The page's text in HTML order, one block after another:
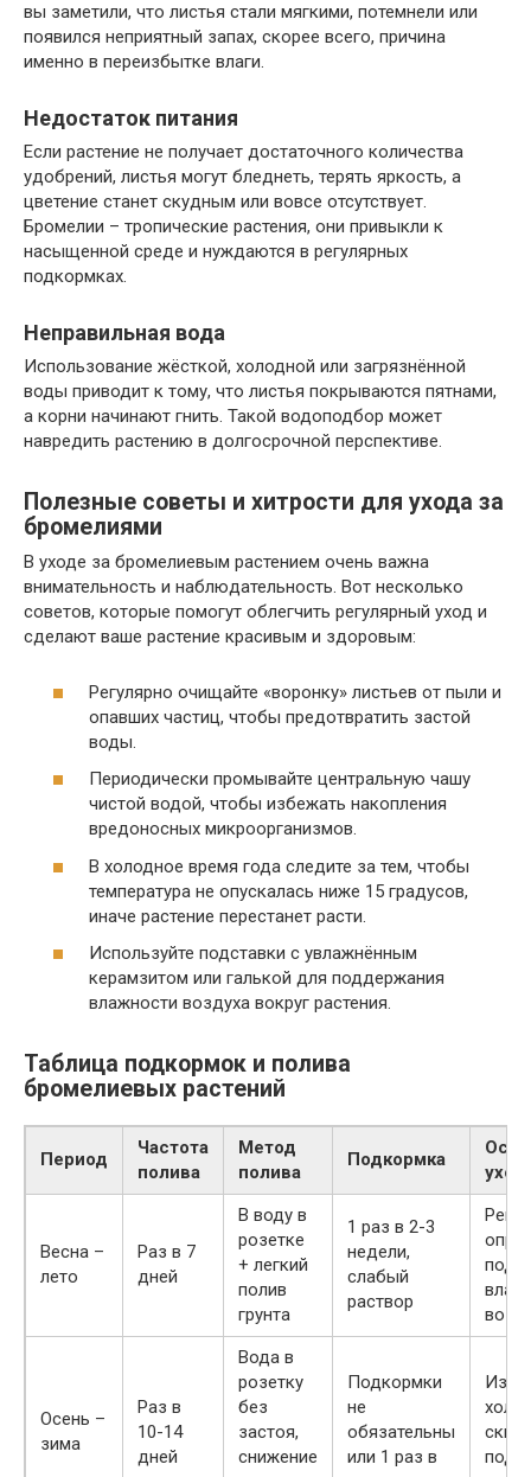
вы заметили, что листья стали мягкими, потемнели или
появился неприятный запах, скорее всего, причина
именно в переизбытке влаги.
Недостаток питания
Если растение не получает достаточного количества
удобрений, листья могут бледнеть, терять яркость, а
цветение станет скудным или вовсе отсутствует.
Бромелии – тропические растения, они привыкли к
насыщенной среде и нуждаются в регулярных
подкормках.
Неправильная вода
Использование жёсткой, холодной или загрязнённой
воды приводит к тому, что листья покрываются пятнами,
а корни начинают гнить. Такой водоподбор может
навредить растению в долгосрочной перспективе.
Полезные советы и хитрости для ухода за
бромелиями
В уходе за бромелиевым растением очень важна
внимательность и наблюдательность. Вот несколько
советов, которые помогут облегчить регулярный уход и
сделают ваше растение красивым и здоровым:
Регулярно очищайте «воронку» листьев от пыли и
опавших частиц, чтобы предотвратить застой
воды.
Периодически промывайте центральную чашу
чистой водой, чтобы избежать накопления
вредоносных микроорганизмов.
В холодное время года следите за тем, чтобы
температура не опускалась ниже 15 градусов,
иначе растение перестанет расти.
Используйте подставки с увлажнённым
керамзитом или галькой для поддержания
влажности воздуха вокруг растения.
Таблица подкормок и полива
бромелиевых растений
Период
Частота
полива
Метод
полива
Подкормка
Весна –
лето
Раз в 7
дней
В воду в
розетке
+ легкий
полив
грунта
1 раз в 2-3
недели,
слабый
раствор
Осень –
зима
Раз в
10-14
дней
Вода в
розетку
без
застоя,
снижение
Подкормки
не
обязательны
или 1 раз в